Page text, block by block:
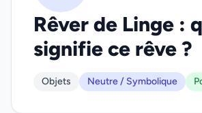
Rêver de Linge :
signifie ce rêve ?
Objets Neutre / Symbolique